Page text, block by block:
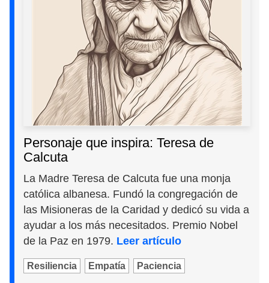
Personaje que inspira: Teresa de
Calcuta
La Madre Teresa de Calcuta fue una monja
católica albanesa. Fundó la congregación de
las Misioneras de la Caridad y dedicó su vida a
ayudar a los más necesitados. Premio Nobel
de la Paz en 1979. Leer artículo
Resiliencia Empatía Paciencia